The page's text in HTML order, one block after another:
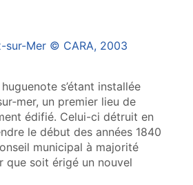
s’étant installée
un premier lieu de
édifié. Celui-ci détruit en
le début des années 1840
municipal à majorité
que soit érigé un nouvel